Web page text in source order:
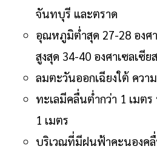
จันทบุรี และตราด
อุณหภูมิต่ำสุด 27-28 องศ
สูงสุด 34-40 องศาเซลเซียส
ลมตะวันออกเฉียงใต้ ควา
ทะเลมีคลื่นต่ำกว่า 1 เมต
1 เมตร
บริเวณที่มีฝนฟ้าคะนองคลื่